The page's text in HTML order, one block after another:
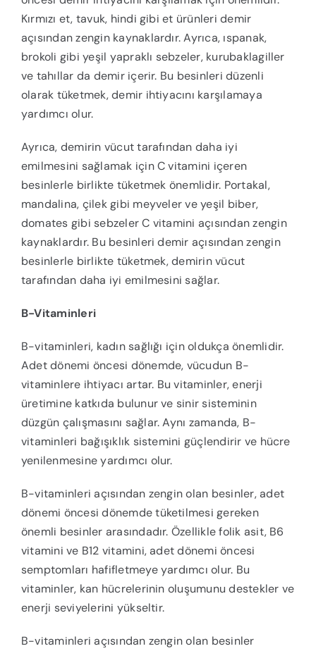
Kırmızı et, tavuk, hindi gibi et ürünleri demir
açısından zengin kaynaklardır. Ayrıca, ıspanak,
brokoli gibi yeşil yapraklı sebzeler, kurubaklagiller
ve tahıllar da demir içerir. Bu besinleri düzenli
olarak tüketmek, demir ihtiyacını karşılamaya
yardımcı olur.
Ayrıca, demirin vücut tarafından daha iyi
emilmesini sağlamak için C vitamini içeren
besinlerle birlikte tüketmek önemlidir. Portakal,
mandalina, çilek gibi meyveler ve yeşil biber,
domates gibi sebzeler C vitamini açısından zengin
kaynaklardır. Bu besinleri demir açısından zengin
besinlerle birlikte tüketmek, demirin vücut
tarafından daha iyi emilmesini sağlar.
B-Vitaminleri
B-vitaminleri, kadın sağlığı için oldukça önemlidir.
Adet dönemi öncesi dönemde, vücudun B-
vitaminlere ihtiyacı artar. Bu vitaminler, enerji
üretimine katkıda bulunur ve sinir sisteminin
düzgün çalışmasını sağlar. Aynı zamanda, B-
vitaminleri bağışıklık sistemini güçlendirir ve hücre
yenilenmesine yardımcı olur.
B-vitaminleri açısından zengin olan besinler, adet
dönemi öncesi dönemde tüketilmesi gereken
önemli besinler arasındadır. Özellikle folik asit, B6
vitamini ve B12 vitamini, adet dönemi öncesi
semptomları hafifletmeye yardımcı olur. Bu
vitaminler, kan hücrelerinin oluşumunu destekler ve
enerji seviyelerini yükseltir.
B-vitaminleri açısından zengin olan besinler